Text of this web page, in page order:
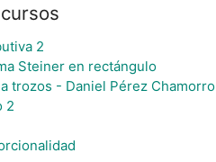
2
Steiner en rectángulo
trozos - Daniel Pérez Chamorro
2